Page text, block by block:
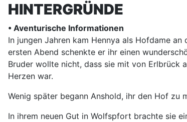
HINTERGRÜNDE
• Aventurische Informationen
In jungen Jahren kam Hennya als Hofdame
ersten Abend schenkte er ihr einen
Bruder wollte nicht, dass sie mit von Erlbrück
Herzen war.
Wenig später begann Anshold, ihr den Hof zu
In ihrem neuen Gut in Wolfspfort brachte sie